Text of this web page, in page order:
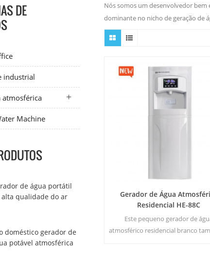
DE
industrial
atmosférica
Machine
de água portátil
alta qualidade do ar
doméstico gerador de
potável atmosférica
Nós somos um desenvolvedor
dominante no nicho de geração de
Gerador de Água
Residencial HE-88C
Este pequeno gerador de
atmosférico residencial branco